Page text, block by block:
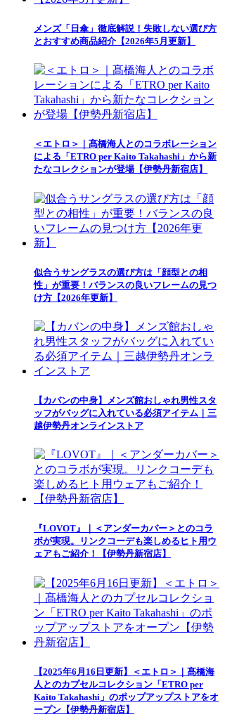
メンズ「日傘」徹底解説！失敗しない選び方
とおすすめ商品紹介【2026年5月更新】
＜エトロ＞｜髙橋海人とのコラボレーション
による「ETRO per Kaito Takahashi」から新
たなコレクションが登場【伊勢丹新宿店】
似合うサングラスの選び方は「顔型との相
性」が重要！バランスの良いフレームの見つ
け方【2026年更新】
【カバンの中身】メンズ館おしゃれ男性スタ
ッフがバッグに入れている必須アイテム｜三
越伊勢丹オンラインストア
『LOVOT』｜＜アンダーカバー＞とのコラ
ボが実現。リンクコーデも楽しめるヒト用ウ
ェアもご紹介！【伊勢丹新宿店】
【2025年6月16日更新】＜エトロ＞｜髙橋海
人とのカプセルコレクション「ETRO per
Kaito Takahashi」のポップアップストアをオ
ープン【伊勢丹新宿店】